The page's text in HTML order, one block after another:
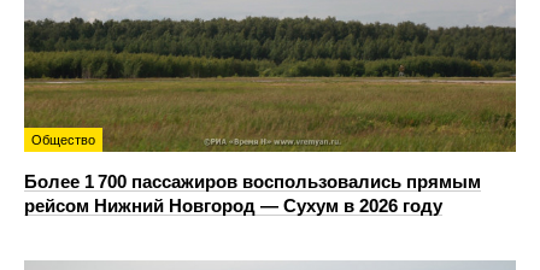
Общество
Более 1 700 пассажиров воспользовались прямым
рейсом Нижний Новгород — Сухум в 2026 году